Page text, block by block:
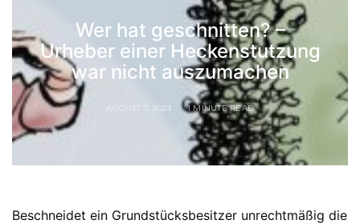
Wer hat geschnitten? –
Urheber einer Heckenstutzung
war nicht auszumachen
AUGUST 7, 2023 1 MINUTE READ
Beschneidet ein Grundstücksbesitzer unrechtmäßig die